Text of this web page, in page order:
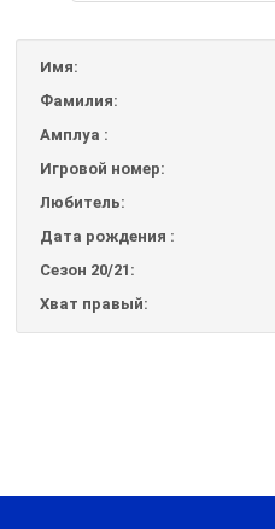
Имя:
Фамилия:
Амплуа :
Игровой номер:
Любитель:
Дата рождения :
Сезон 20/21:
Хват правый: